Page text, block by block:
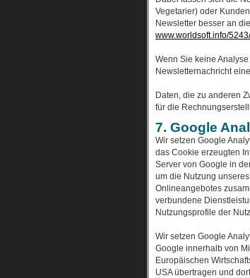
Vegetarier) oder
Newsletter besser an
www.worldsoft.info/
Wenn Sie keine
Newsletternachricht
Daten, die zu anderen
für die
7. Google
Wir setzen Google
das Cookie erzeugten
Server von Google in
um die Nutzung
Onlineangebotes
verbundene
Nutzungsprofile der
Wir setzen Google
Google innerhalb von
Europäischen
USA übertragen und